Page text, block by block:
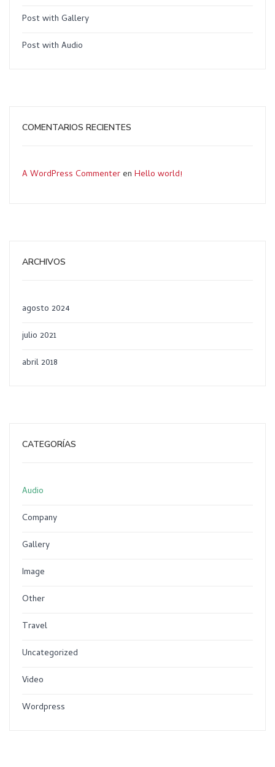
Post with Gallery
Post with Audio
COMENTARIOS RECIENTES
A WordPress Commenteren Hello world!
ARCHIVOS
agosto 2024
julio 2021
abril 2018
CATEGORÍAS
Audio
Company
Gallery
Image
Other
Travel
Uncategorized
Video
Wordpress